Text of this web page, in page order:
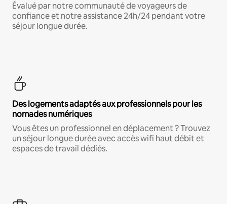
Évalué par notre communauté de voyageurs de
confiance et notre assistance 24h/24 pendant votre
séjour longue durée.
Des logements adaptés aux professionnels pour les
nomades numériques
Vous êtes un professionnel en déplacement ? Trouvez
un séjour longue durée avec accès wifi haut débit et
espaces de travail dédiés.